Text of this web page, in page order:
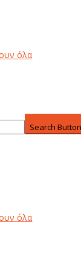
όλα
Search
όλα